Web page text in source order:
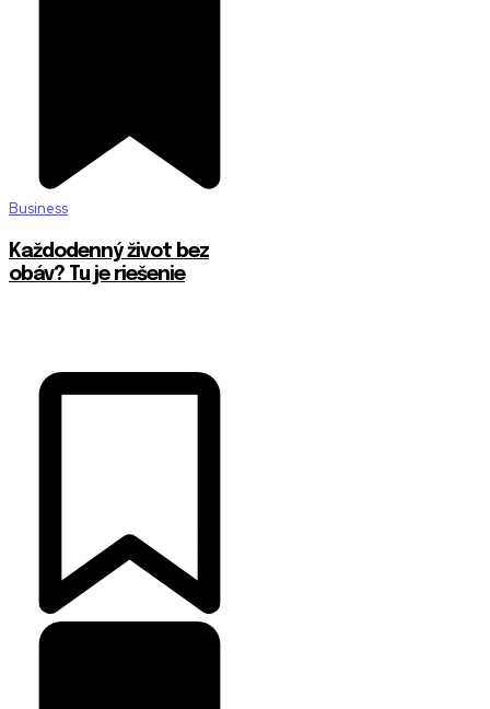
Business
Každodenný život bez
obáv? Tu je riešenie